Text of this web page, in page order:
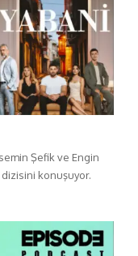
Şefik ve Engin
konuşuyor.